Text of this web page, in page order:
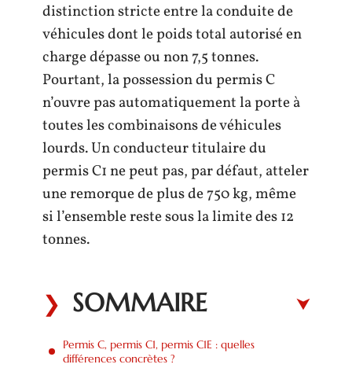
distinction stricte entre la conduite de
véhicules dont le poids total autorisé en
charge dépasse ou non 7,5 tonnes.
Pourtant, la possession du permis C
n’ouvre pas automatiquement la porte à
toutes les combinaisons de véhicules
lourds. Un conducteur titulaire du
permis C1 ne peut pas, par défaut, atteler
une remorque de plus de 750 kg, même
si l’ensemble reste sous la limite des 12
tonnes.
SOMMAIRE
Permis C, permis C1, permis C1E : quelles
différences concrètes ?